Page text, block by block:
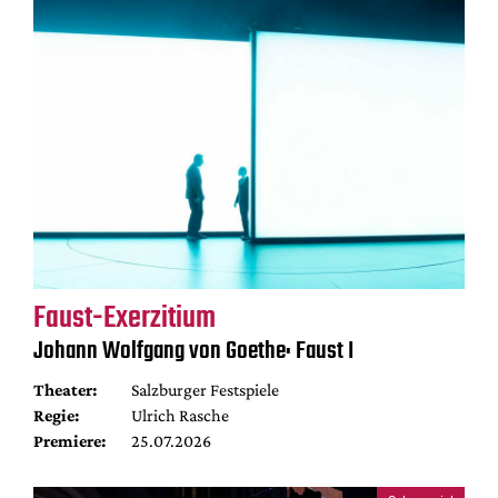
Faust-Exerzitium
Johann Wolfgang von Goethe: Faust I
Theater:
Salzburger Festspiele
Regie:
Ulrich Rasche
Premiere:
25.07.2026